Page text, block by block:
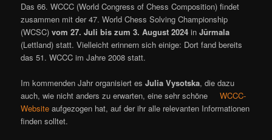
Das 66. WCCC (World Congress of Chess Composition) findet
zusammen mit der 47. World Chess Solving Championship
(WCSC)vom 27. Juli bis zum 3. August 2024 inJūrmala
(Lettland) statt. Vielleicht erinnern sich einige: Dort fand bereits
das 51. WCCC im Jahre 2008 statt.
Im kommenden Jahr organisiert esJulia Vysotska, die dazu
auch, wie nicht anders zu erwarten, eine sehr schöne
WCCC-
Website aufgezogen hat, auf der ihr alle relevanten Informationen
finden solltet.